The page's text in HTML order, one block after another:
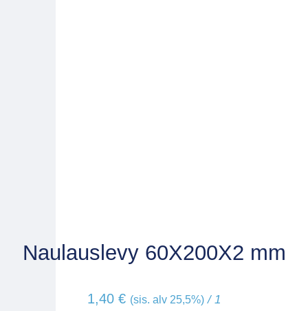
Naulauslevy 60X200X2 mm
1,40 € (sis. alv 25,5%) / 1